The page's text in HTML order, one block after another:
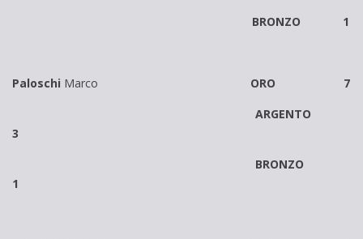
BRONZO 1
Paloschi Marco ORO 7
ARGENTO
3
BRONZO
1